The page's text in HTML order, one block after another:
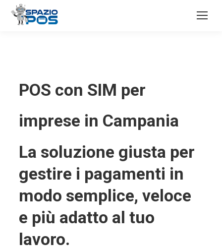
POS con SIM per
imprese in Campania
La soluzione giusta per
gestire i pagamenti in
modo semplice, veloce
e più adatto al tuo
lavoro.